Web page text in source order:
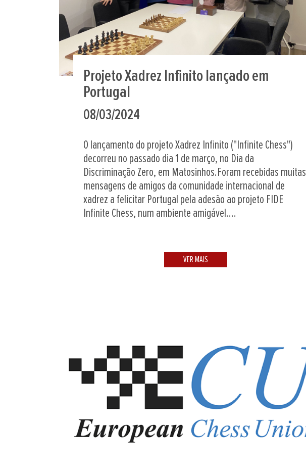
Projeto Xadrez Infinito lançado em
Portugal
08/03/2024
O lançamento do projeto Xadrez Infinito ("Infinite Chess")
decorreu no passado dia 1 de março, no Dia da
Discriminação Zero, em Matosinhos.Foram recebidas muitas
mensagens de amigos da comunidade internacional de
xadrez a felicitar Portugal pela adesão ao projeto FIDE
Infinite Chess, num ambiente amigável....
VER MAIS